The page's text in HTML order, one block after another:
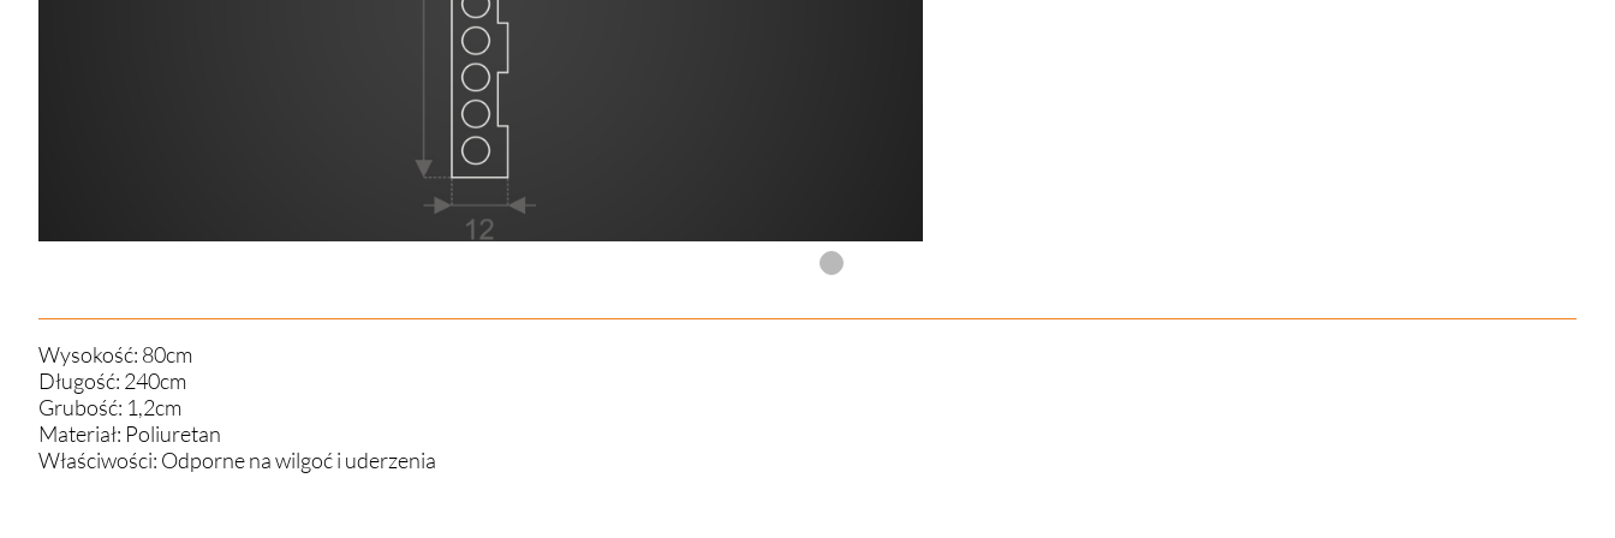
Wysokość: 80cm
Długość: 240cm
Grubość: 1,2cm
Materiał: Poliuretan
Właściwości: Odporne na wilgoć i uderzenia